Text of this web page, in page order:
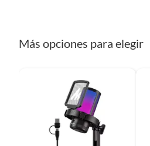
Modelo
Compatible con
Más opciones para elegir